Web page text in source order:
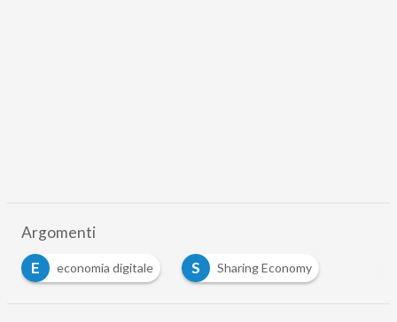
Argomenti
E
economia digitale S Sharing Economy